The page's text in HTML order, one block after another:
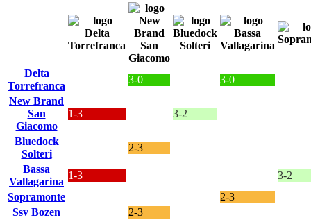
Delta
Torrefranca
3-0
3-0
New Brand
San
Giacomo
1-3 3-2
Bluedock
Solteri
2-3
Bassa
Vallagarina
1-3
3-2
Sopramonte
2-3
Ssv Bozen
2-3